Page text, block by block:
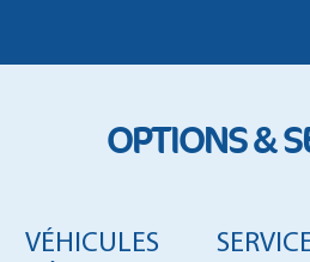
OPTIONS &
VÉHICULES